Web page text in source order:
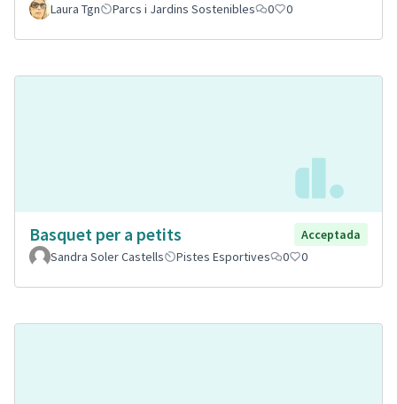
Laura Tgn
Parcs i Jardins Sostenibles 0 0
Basquet per a petits
Acceptada
Sandra Soler Castells
Pistes Esportives 0 0